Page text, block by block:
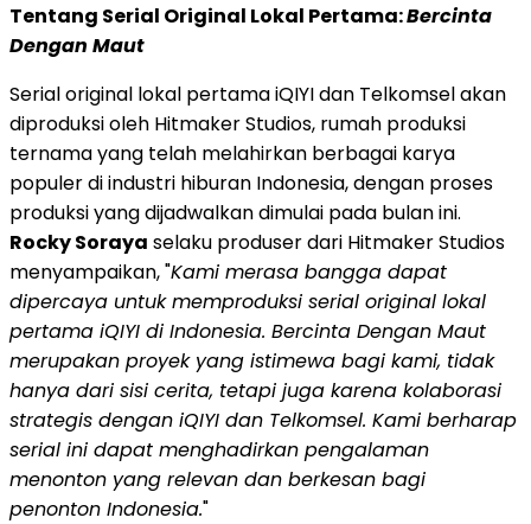
Tentang Serial Original Lokal Pertama:Bercinta
Dengan Maut
Serial original lokal pertama iQIYI dan Telkomsel akan
diproduksi oleh Hitmaker Studios, rumah produksi
ternama yang telah melahirkan berbagai karya
populer di industri hiburan Indonesia, dengan proses
produksi yang dijadwalkan dimulai pada bulan ini.
Rocky Soraya selaku produser dari Hitmaker Studios
menyampaikan, "Kami merasa bangga dapat
dipercaya untuk memproduksi serial original lokal
pertama iQIYI di Indonesia. Bercinta Dengan Maut
merupakan proyek yang istimewa bagi kami, tidak
hanya dari sisi cerita, tetapi juga karena kolaborasi
strategis dengan iQIYI dan Telkomsel. Kami berharap
serial ini dapat menghadirkan pengalaman
menonton yang relevan dan berkesan bagi
penonton Indonesia."